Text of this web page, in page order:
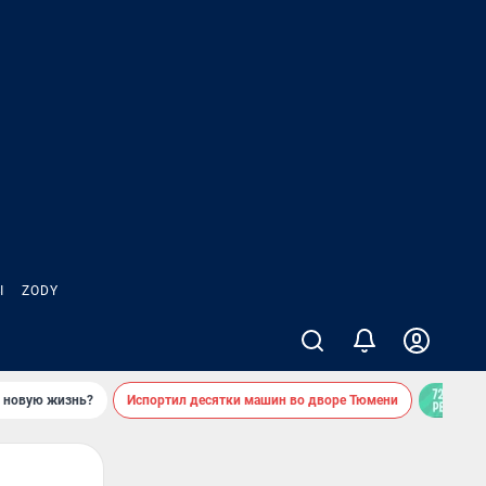
ZODY
новую жизнь? Испортил десятки машин во дворе Тюмени